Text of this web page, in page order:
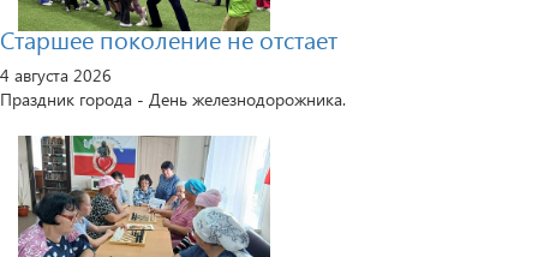
Старшее поколение не отстает
4 августа 2026
Праздник города - День железнодорожника.